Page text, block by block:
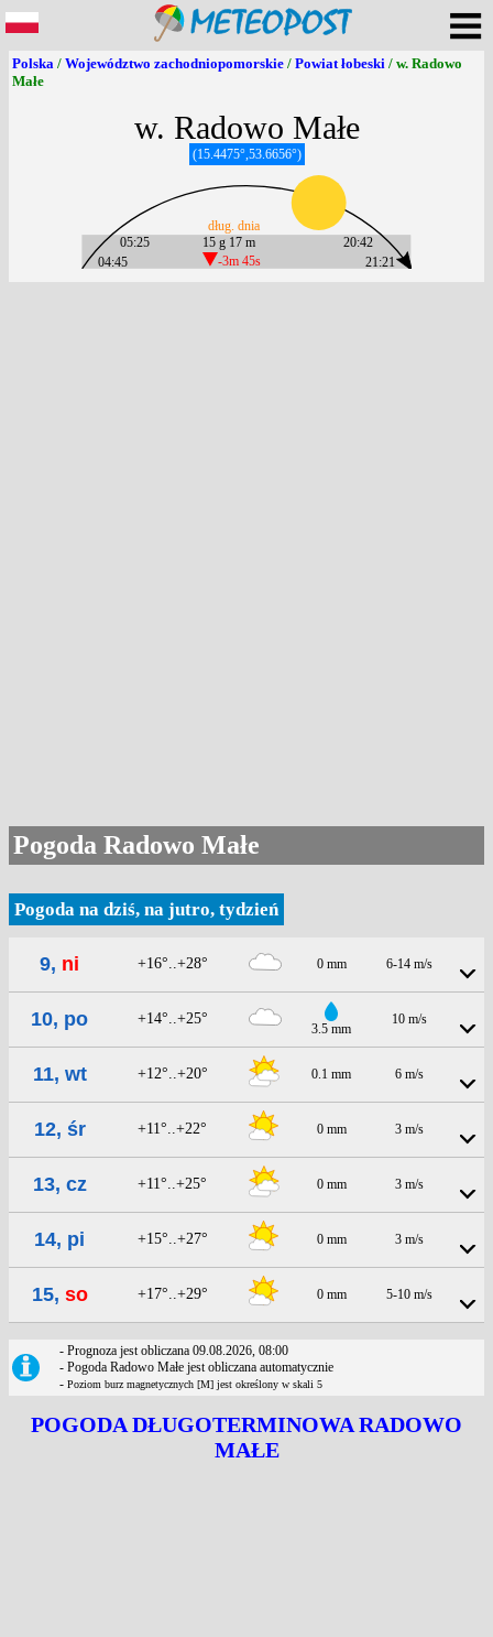
Polska / Województwo zachodniopomorskie / Powiat łobeski / w. Radowo
Małe
w. Radowo Małe
(15.4475°,53.6656°)
04:45
05:25
15 g 17 m
-3m 45s
dług. dnia
21:21
20:42
Pogoda Radowo Małe
Pogoda na dziś, na jutro, tydzień
9, ni +16°..+28° 0 mm 6-14 m/s
10, po +14°..+25°
3.5 mm
10 m/s
11, wt +12°..+20° 0.1 mm 6 m/s
12, śr +11°..+22° 0 mm 3 m/s
13, cz +11°..+25° 0 mm 3 m/s
14, pi +15°..+27° 0 mm 3 m/s
15, so +17°..+29° 0 mm 5-10 m/s
- Prognoza jest obliczana 09.08.2026, 08:00
- Pogoda Radowo Małe jest obliczana automatycznie
- Poziom burz magnetycznych [M] jest określony w skali 5
POGODA DŁUGOTERMINOWA RADOWO
MAŁE